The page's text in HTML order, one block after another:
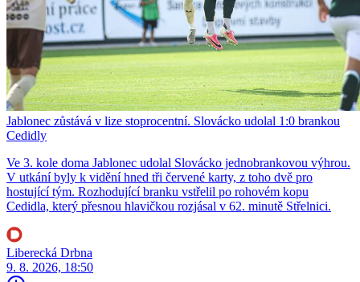
Jablonec zůstává v lize stoprocentní. Slovácko udolal 1:0 brankou
Cedidly
Ve 3. kole doma Jablonec udolal Slovácko jednobrankovou výhrou.
V utkání byly k vidění hned tři červené karty, z toho dvě pro
hostující tým. Rozhodující branku vstřelil po rohovém kopu
Cedidla, který přesnou hlavičkou rozjásal v 62. minutě Střelnici.
Liberecká Drbna
9. 8. 2026, 18:50